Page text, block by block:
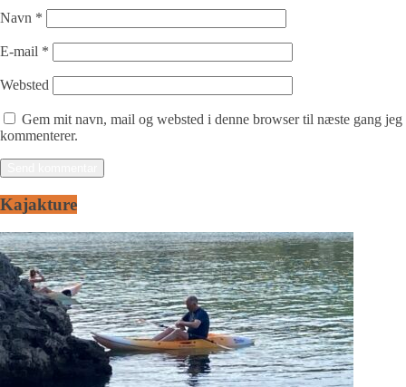
Navn *
E-mail *
Websted
Gem mit navn, mail og websted i denne browser til næste gang jeg
kommenterer.
Kajakture